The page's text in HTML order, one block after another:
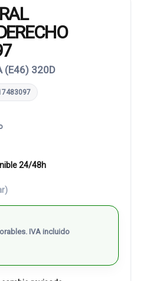
(E46) 320D
24/48h
IVA incluido